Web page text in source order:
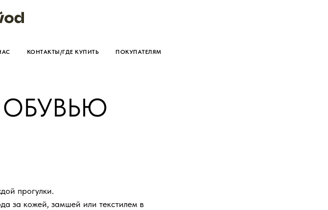
КОНТАКТЫ/ГДЕ КУПИТЬ ПОКУПАТЕЛЯМ
прогулки.
за кожей, замшей или текстилем в